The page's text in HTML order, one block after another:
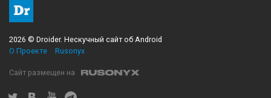
2026 © Droider. Нескучный сайт об Android
О Проекте
Rusonyx
Сайт размещен на